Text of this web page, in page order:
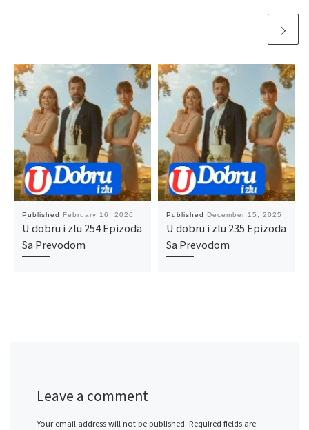
Published February 16, 2026
U dobru i zlu 254 Epizoda
Sa Prevodom
Published December 15, 2025
U dobru i zlu 235 Epizoda
Sa Prevodom
Leave a comment
Your email address will not be published. Required fields are